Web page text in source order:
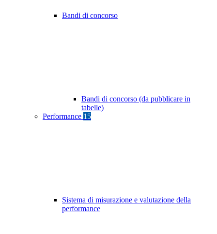
Bandi di concorso
Bandi di concorso (da pubblicare in
tabelle)
Performance 15
Sistema di misurazione e valutazione della
performance